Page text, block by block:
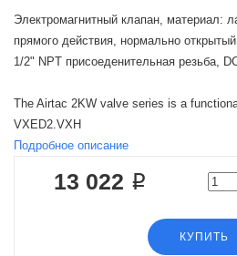
Электромагнитный клапан, материал:
прямого действия, нормально
1/2" NPT присоеденительная резьба,
The Airtac 2KW valve series is a
VXED2.VXH
Подробное описание
13 022 ₽
КУПИТЬ